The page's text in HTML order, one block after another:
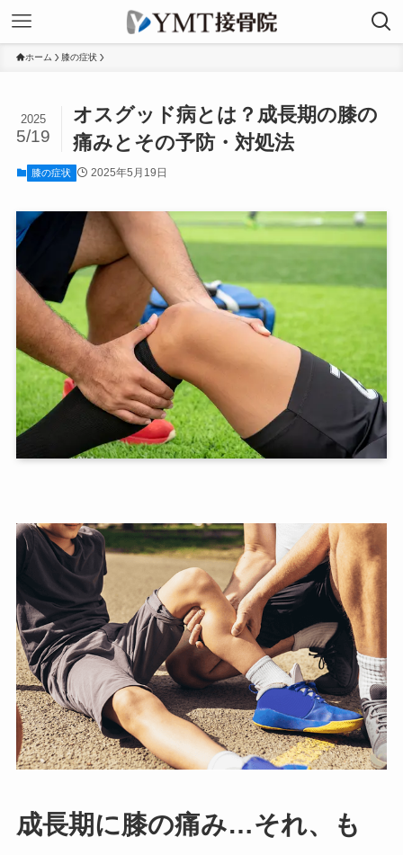
ホーム 膝の症状
オスグッド病とは？成長期の膝の
痛みとその予防・対処法
2025
5/19
膝の症状 2025年5月19日
成長期に膝の痛み…それ、も